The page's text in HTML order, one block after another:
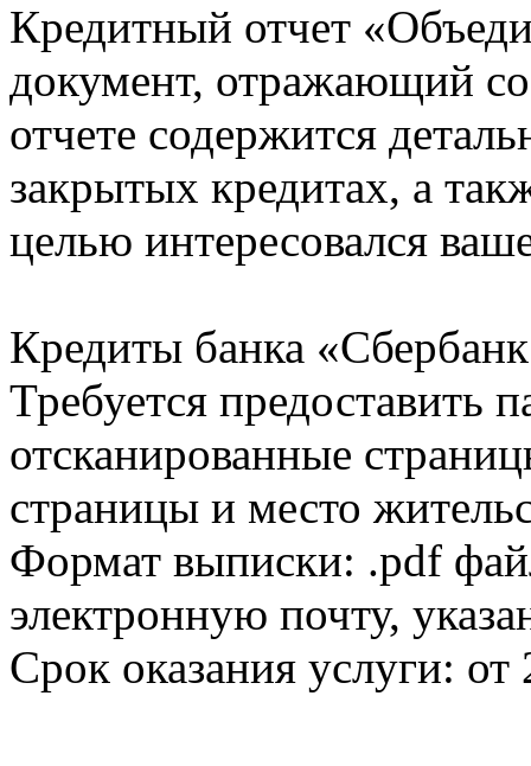
Кредитный отчет
документ, отражающий
отчете содержится
закрытых кредитах, а
целью интересовался
Кредиты банка
Требуется предоставить
отсканированные
страницы и место
Формат выписки: .pdf
электронную почту,
Срок оказания услуги: от